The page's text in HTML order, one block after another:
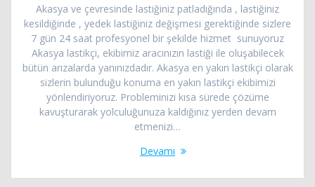
Akasya ve çevresinde lastiğiniz patladığında , lastiğiniz
kesildiğinde , yedek lastiğiniz değişmesi gerektiğinde sizlere
7 gün 24 saat profesyonel bir şekilde hizmet sunuyoruz
Akasya lastikçi, ekibimiz aracınızın lastiği ile oluşabilecek
bütün arızalarda yanınızdadır. Akasya en yakın lastikçi olarak
sizlerin bulunduğu konuma en yakın lastikçi ekibimizi
yönlendiriyoruz. Probleminizi kısa sürede çözüme
kavuşturarak yolculuğunuza kaldığınız yerden devam
etmenizi…
Devamı